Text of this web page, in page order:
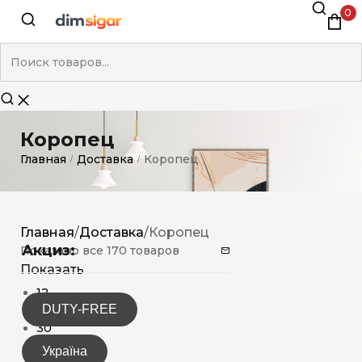
0
Коропец
Главная / Доставка / Коропец
Акциз:
DUTY-FREE
Україна
Главная/Доставка/Коропец
Показано все 170 товаров
Показать
12
15
30